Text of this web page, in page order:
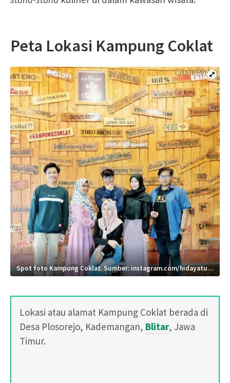
Peta Lokasi Kampung Coklat
Spot foto Kampung Coklat. Sumber: instagram.com/hidayatullah1890
Lokasi atau alamat Kampung Coklat berada di
Desa Plosorejo, Kademangan, Blitar, Jawa
Timur.